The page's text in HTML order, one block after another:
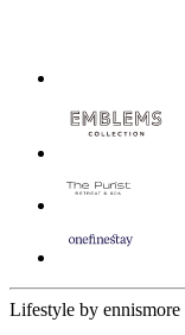
Lifestyle by ennismore